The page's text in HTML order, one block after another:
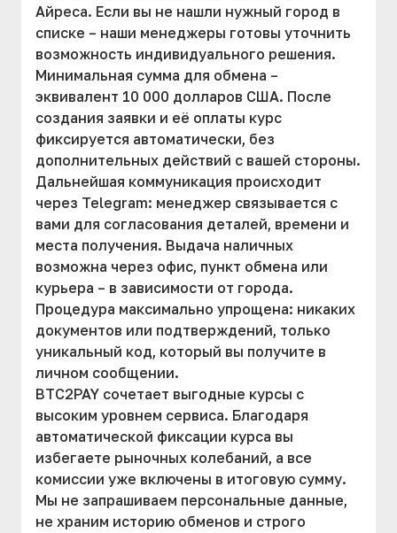
Айреса. Если вы не нашли нужный город в
списке – наши менеджеры готовы уточнить
возможность индивидуального решения.
Минимальная сумма для обмена –
эквивалент 10 000 долларов США. После
создания заявки и её оплаты курс
фиксируется автоматически, без
дополнительных действий с вашей стороны.
Дальнейшая коммуникация происходит
через Telegram: менеджер связывается с
вами для согласования деталей, времени и
места получения. Выдача наличных
возможна через офис, пункт обмена или
курьера – в зависимости от города.
Процедура максимально упрощена: никаких
документов или подтверждений, только
уникальный код, который вы получите в
личном сообщении.
BTC2PAY сочетает выгодные курсы с
высоким уровнем сервиса. Благодаря
автоматической фиксации курса вы
избегаете рыночных колебаний, а все
комиссии уже включены в итоговую сумму.
Мы не запрашиваем персональные данные,
не храним историю обменов и строго